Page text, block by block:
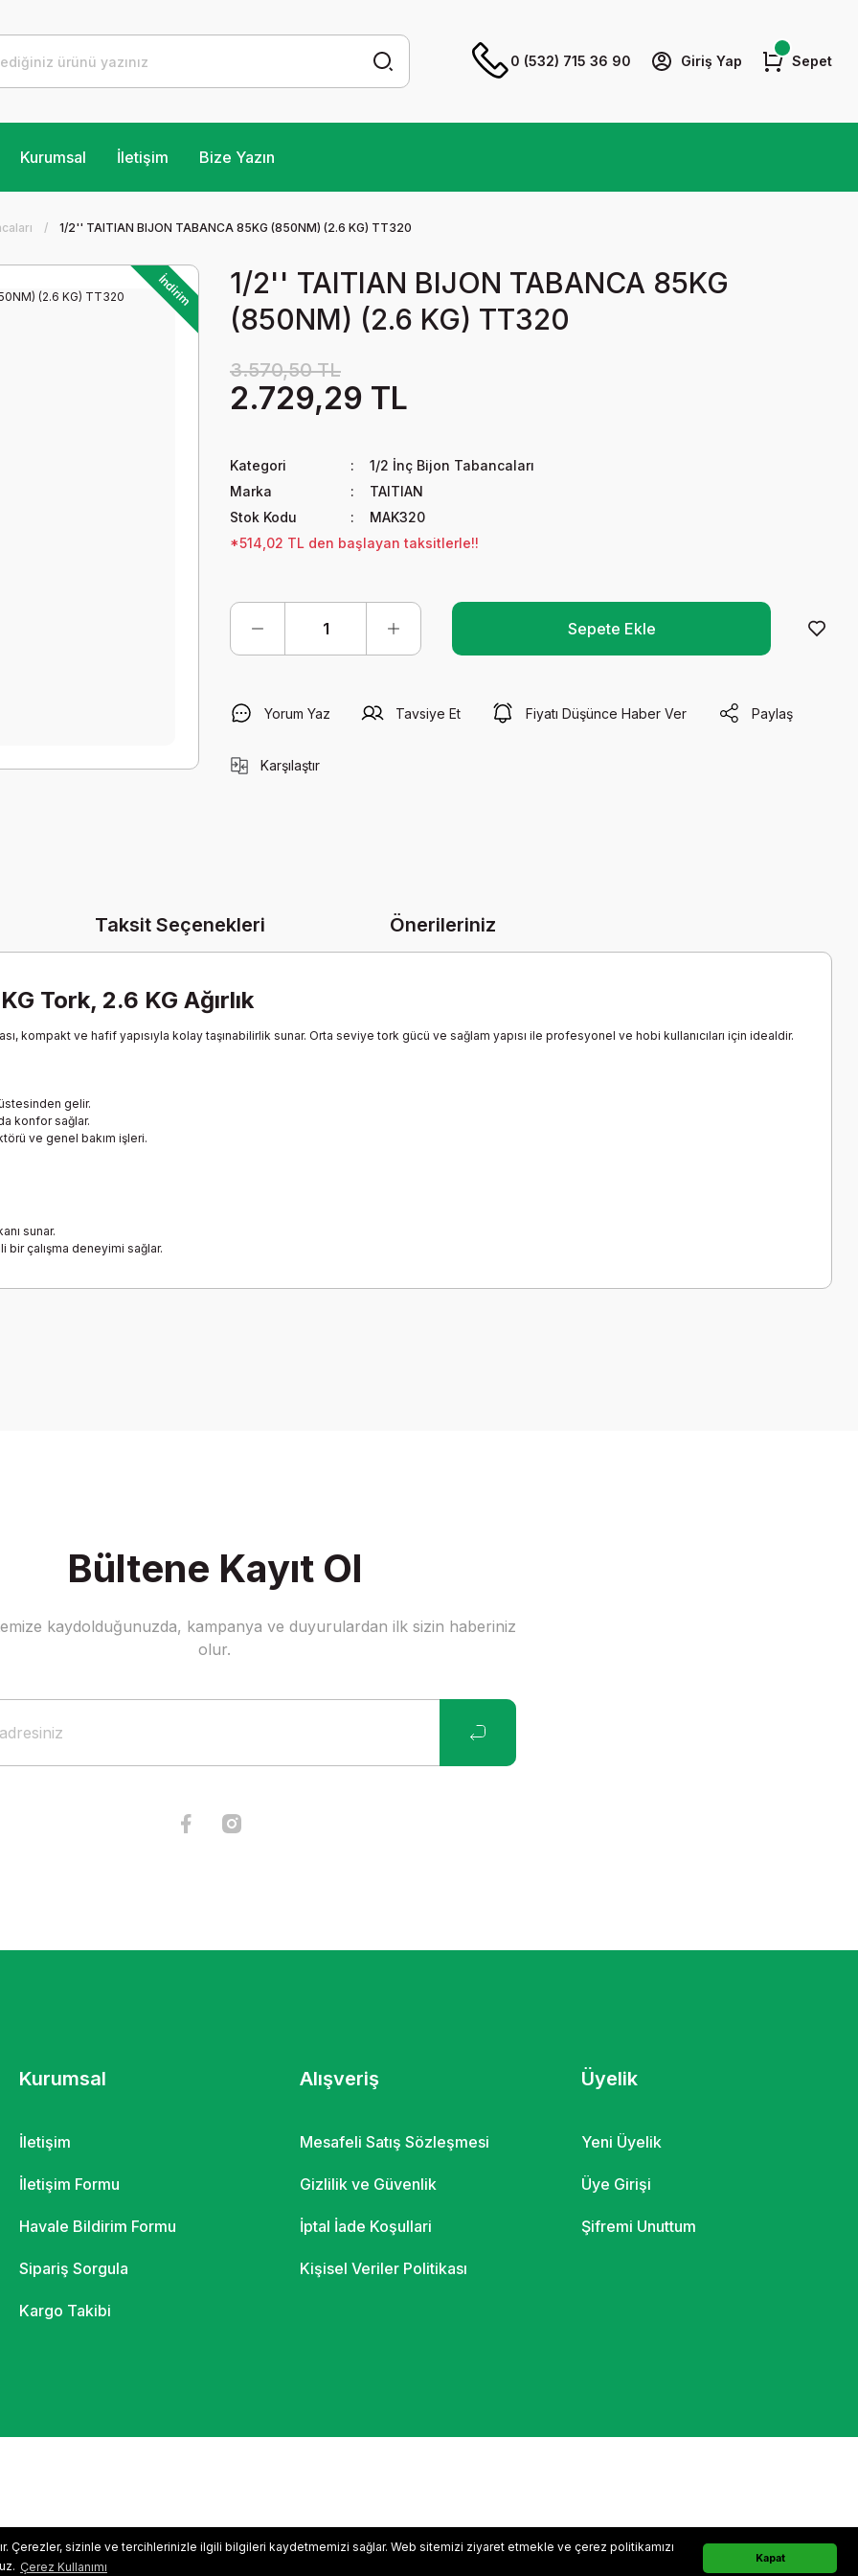
Çerezler, sizinle ve tercihlerinizle ilgili bilgileri kaydetmemizi sağlar. Web sitemizi ziyaret etmekle ve çerez politikamızı
Çerez Kullanımı
Kapat
Whatsapp Sipariş Hattı
0 (532) 715 36 90 Giriş Yap Sepet
Kurumsal İletişim Bize Yazın
1/2'' TAITIAN BIJON TABANCA 85KG (850NM) (2.6 KG) TT320
İndirim
1/2'' TAITIAN BIJON TABANCA 85KG
(850NM) (2.6 KG) TT320
3.570,50 TL
2.729,29 TL
Kategori
1/2 İnç Bijon Tabancaları
Marka
TAITIAN
Stok Kodu
MAK320
*514,02 TL den başlayan taksitlerle!!
Sepete Ekle
Yorum Yaz Tavsiye Et Fiyatı Düşünce Haber Ver Paylaş
Karşılaştır
Taksit Seçenekleri Önerileriniz
Tork, 2.6 KG Ağırlık
kompakt ve hafif yapısıyla kolay taşınabilirlik sunar. Orta seviye tork gücü ve sağlam yapısı ile profesyonel ve hobi kullanıcıları için idealdir.
gelir.
konfor sağlar.
ve genel bakım işleri.
sunar.
bir çalışma deneyimi sağlar.
Gönder
Bültene Kayıt Ol
kaydolduğunuzda, kampanya ve duyurulardan ilk sizin haberiniz
olur.
Kurumsal
İletişim
İletişim Formu
Havale Bildirim Formu
Sipariş Sorgula
Kargo Takibi
Alışveriş
Mesafeli Satış Sözleşmesi
Gizlilik ve Güvenlik
İptal İade Koşullari
Kişisel Veriler Politikası
Üyelik
Yeni Üyelik
Üye Girişi
Şifremi Unuttum